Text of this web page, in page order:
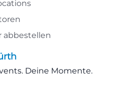
abbestellen
Deine Momente.